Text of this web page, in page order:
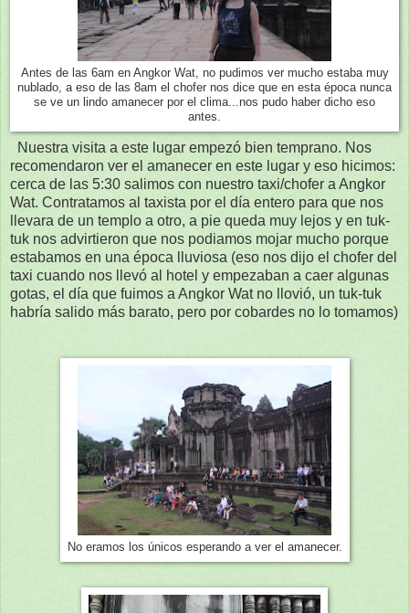
Antes de las 6am en Angkor Wat, no pudimos ver mucho estaba muy
nublado, a eso de las 8am el chofer nos dice que en esta época nunca
se ve un lindo amanecer por el clima...nos pudo haber dicho eso
antes.
Nuestra visita a este lugar empezó bien temprano. Nos
recomendaron ver el amanecer en este lugar y eso hicimos:
cerca de las 5:30 salimos con nuestro taxi/chofer a Angkor
Wat. Contratamos al taxista por el día entero para que nos
llevara de un templo a otro, a pie queda muy lejos y en tuk-
tuk nos advirtieron que nos podiamos mojar mucho porque
estabamos en una época lluviosa (eso nos dijo el chofer del
taxi cuando nos llevó al hotel y empezaban a caer algunas
gotas, el día que fuimos a Angkor Wat no llovió, un tuk-tuk
habría salido más barato, pero por cobardes no lo tomamos)
No eramos los únicos esperando a ver el amanecer.